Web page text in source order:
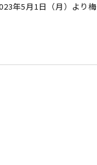
年5月1日（月）より梅